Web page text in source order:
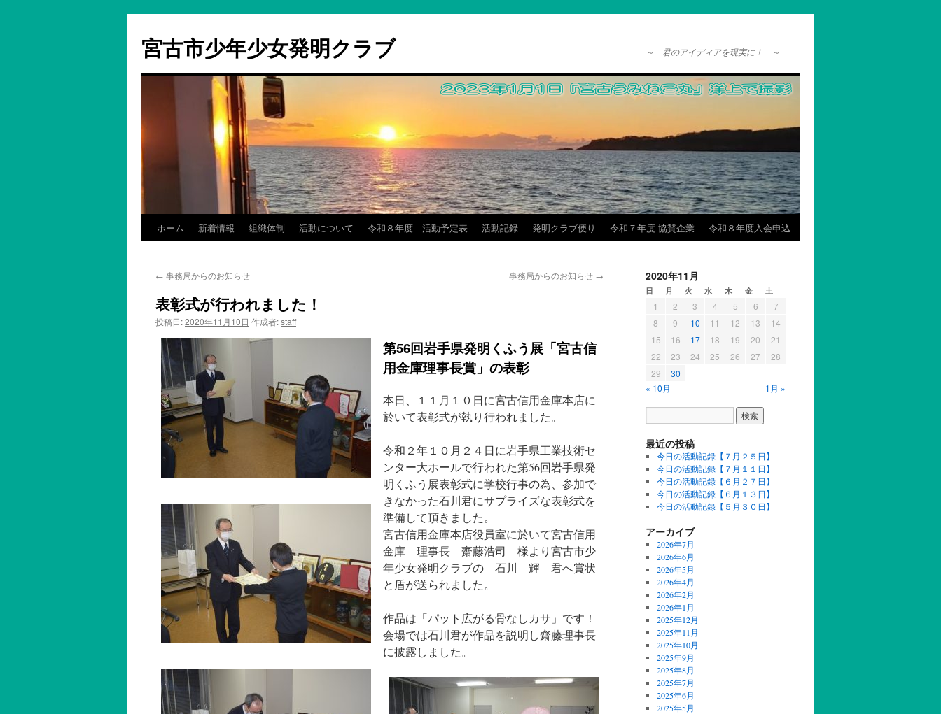
テ
ン
宮古市少年少女発明クラブ ～ 君のアイディアを現実に！ ～
ホーム 新着情報 組織体制 活動について 令和８年度 活動予定表 活動記録 発明クラブ便り 令和７年度 協賛企業 令和８年度入会申込
← 事務局からのお知らせ 事務局からのお知らせ →
表彰式が行われました！
投稿日:2020年11月10日 作成者:staff
第56回岩手県発明くふう展「宮古信
用金庫理事長賞」の表彰
本日、１１月１０日に宮古信用金庫本店に
於いて表彰式が執り行われました。
令和２年１０月２４日に岩手県工業技術セ
ンター大ホールで行われた第56回岩手県発
明くふう展表彰式に学校行事の為、参加で
きなかった石川君にサプライズな表彰式を
準備して頂きました。
宮古信用金庫本店役員室に於いて宮古信用
金庫 理事長 齋藤浩司 様より宮古市少
年少女発明クラブの 石川 輝 君へ賞状
と盾が送られました。
作品は「パット広がる骨なしカサ」です！
会場では石川君が作品を説明し齋藤理事長
に披露しました。
2020年11月
日 月 火 水 木 金 土
1 2 3 4 5 6
7
8
9 10 11 12 13
14
15
16 17 18 19 20
21
22
23 24 25 26 27
28
29
30
« 10月
1月 »
最近の投稿
今日の活動記録【７月２５日】
今日の活動記録【７月１１日】
今日の活動記録【６月２７日】
今日の活動記録【６月１３日】
今日の活動記録【５月３０日】
アーカイブ
2026年7月
2026年6月
2026年5月
2026年4月
2026年2月
2026年1月
2025年12月
2025年11月
2025年10月
2025年9月
2025年8月
2025年7月
2025年6月
2025年5月